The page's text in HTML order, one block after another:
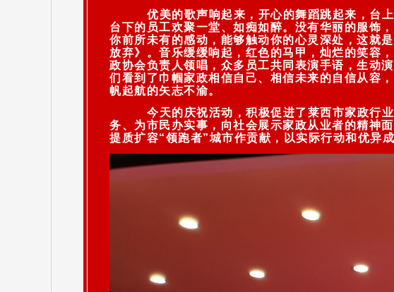
优美的歌声响起来，开心的舞蹈跳起来，台
台下的员工欢聚一堂、如痴如醉。没有华丽的服饰
你前所未有的感动，能够触动你的心灵深处，这就
放弃》。音乐缓缓响起，红色的马甲，灿烂的笑容
政协会负责人领唱，众多员工共同表演手语，生动
们看到了巾帼家政相信自己、相信未来的自信从容
帆起航的矢志不渝。
今天的庆祝活动，积极促进了莱西市家政行
务、为市民办实事，向社会展示家政从业者的精神
提质扩容“领跑者”城市作贡献，以实际行动和优异